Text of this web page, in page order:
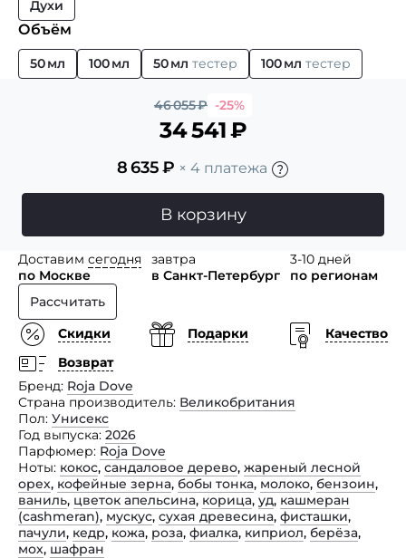
Духи
Объём
50 мл 100 мл 50 мл тестер 100 мл тестер
46 055₽ -25%
34 541₽
8 635₽ × 4 платежа
В корзину
Доставим сегодня
по Москве
завтра
в Санкт-Петербург
3-10 дней
по регионам
Рассчитать
Скидки
Подарки
Качество
Возврат
Бренд Roja Dove
Страна производитель Великобритания
Пол Унисекс
Год выпуска 2026
Парфюмер Roja Dove
Ноты кокос, сандаловое дерево, жареный лесной
орех, кофейные зерна, бобы тонка, молоко, бензоин,
ваниль, цветок апельсина, корица, уд, кашмеран
(сashmeran), мускус, сухая древесина, фисташки,
пачули, кедр, кожа, роза, фиалка, киприол, берёза,
мох, шафран